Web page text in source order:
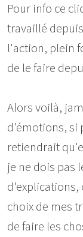
Pour info ce
travaillé
l'action, plein
de le faire
Alors voilà,
d'émotions, si
retiendrait
je ne dois pas
choix de mes
de faire les